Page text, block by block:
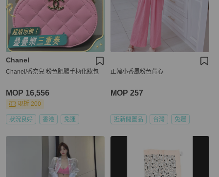
Chanel
Chanel/香奈兒 粉色肥腸手柄化妝包
MOP 16,556
現折 200
狀況良好 香港 免運
正韓小香風粉色背心
MOP 257
近新閒置品 台灣 免運